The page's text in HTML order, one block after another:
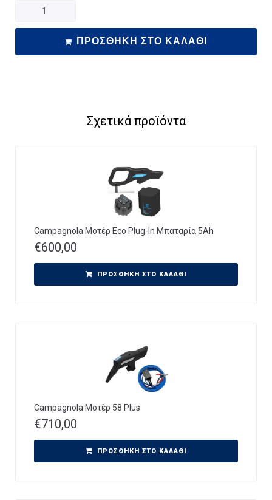
ΠΡΟΣΘΉΚΗ ΣΤΟ ΚΑΛΆΘΙ
Σχετικά προϊόντα
Campagnola Μοτέρ Eco Plug-In Μπαταρία 5Ah
€600,00
ΠΡΟΣΘΉΚΗ ΣΤΟ ΚΑΛΆΘΙ
Campagnola Μοτέρ 58 Plus
€710,00
ΠΡΟΣΘΉΚΗ ΣΤΟ ΚΑΛΆΘΙ